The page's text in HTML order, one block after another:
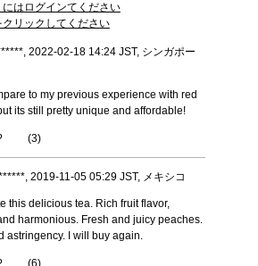
はログインてください
リックしてください
2022-02-18 14:24 JST, シンガポー
to my previous experience with red
its still pretty unique and affordable!
(3)
2019-11-05 05:29 JST, メキシコ
this delicious tea. Rich fruit flavor,
harmonious. Fresh and juicy peaches.
astringency. I will buy again.
(6)